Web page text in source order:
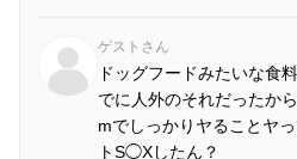
ゲストさん
ドッグフードみたいな食
でに人外のそれだったか
mでしっかりヤることヤ
トS◯Xしたん？